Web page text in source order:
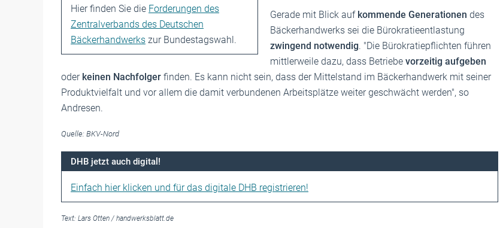
Hier finden Sie die Forderungen des
Zentralverbands des Deutschen
Bäckerhandwerks zur Bundestagswahl.
Gerade mit Blick auf kommende Generationen des
Bäckerhandwerks sei die Bürokratieentlastung
zwingend notwendig. "Die Bürokratiepflichten führen
mittlerweile dazu, dass Betriebe vorzeitig aufgeben
oder keinen Nachfolger finden. Es kann nicht sein, dass der Mittelstand im Bäckerhandwerk mit seiner
Produktvielfalt und vor allem die damit verbundenen Arbeitsplätze weiter geschwächt werden", so
Andresen.
Quelle: BKV-Nord
DHB jetzt auch digital!
Einfach hier klicken und für das digitale DHB registrieren!
Text: Lars Otten / handwerksblatt.de